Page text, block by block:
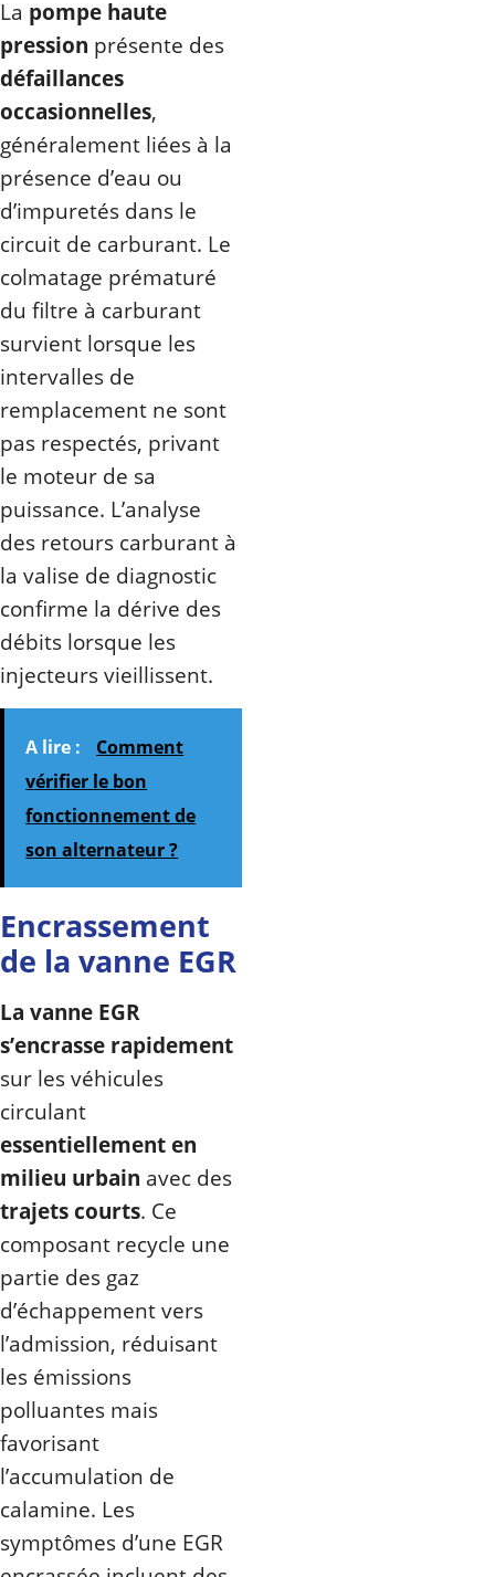
La pompe haute
pression présente des
défaillances
occasionnelles,
généralement liées à la
présence d’eau ou
d’impuretés dans le
circuit de carburant. Le
colmatage prématuré
du filtre à carburant
survient lorsque les
intervalles de
remplacement ne sont
pas respectés, privant
le moteur de sa
puissance. L’analyse
des retours carburant à
la valise de diagnostic
confirme la dérive des
débits lorsque les
injecteurs vieillissent.
A lire :
Comment
vérifier le bon
fonctionnement de
son alternateur ?
Encrassement
de la vanne EGR
La vanne EGR
s’encrasse rapidement
sur les véhicules
circulant
essentiellement en
milieu urbain avec des
trajets courts. Ce
composant recycle une
partie des gaz
d’échappement vers
l’admission, réduisant
les émissions
polluantes mais
favorisant
l’accumulation de
calamine. Les
symptômes d’une EGR